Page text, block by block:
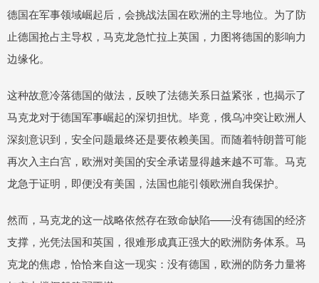
德国在军事领域崛起后，会挑战法国在欧洲的主导地位。为了防
止德国抢占主导权，马克龙急忙拉上英国，力图将德国的影响力
边缘化。
这种故意冷落德国的做法，反映了法德关系日益紧张，也揭示了
马克龙对于德国军事崛起的深切担忧。毕竟，俄乌冲突让欧洲人
深刻意识到，安全问题最终还是要依赖美国。而随着特朗普可能
再次入主白宫，欧洲对美国的安全承诺显得越来越不可靠。马克
龙急于证明，即便没有美国，法国也能引领欧洲自我保护。
然而，马克龙的这一战略依然存在致命缺陷——没有德国的经济
支撑，光凭法国和英国，很难形成真正强大的欧洲防务体系。马
克龙的焦虑，恰恰来自这一现实：没有德国，欧洲的防务力量将